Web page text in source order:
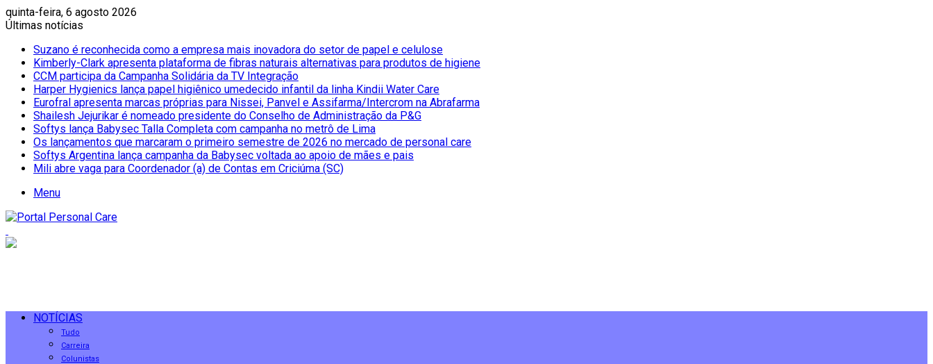
quinta-feira, 6 agosto 2026
Últimas notícias
Suzano é reconhecida como a empresa mais inovadora do setor de papel e celulose
Kimberly-Clark apresenta plataforma de fibras naturais alternativas para produtos de higiene
CCM participa da Campanha Solidária da TV Integração
Harper Hygienics lança papel higiênico umedecido infantil da linha Kindii Water Care
Eurofral apresenta marcas próprias para Nissei, Panvel e Assifarma/Intercrom na Abrafarma
Shailesh Jejurikar é nomeado presidente do Conselho de Administração da P&G
Softys lança Babysec Talla Completa com campanha no metrô de Lima
Os lançamentos que marcaram o primeiro semestre de 2026 no mercado de personal care
Softys Argentina lança campanha da Babysec voltada ao apoio de mães e pais
Mili abre vaga para Coordenador (a) de Contas em Criciúma (SC)
Menu
NOTÍCIAS
Tudo
Carreira
Colunistas